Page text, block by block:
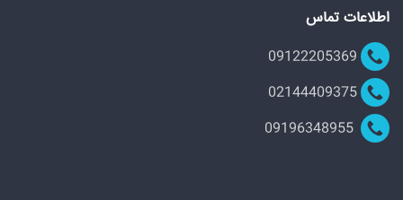
اطلاعات تماس